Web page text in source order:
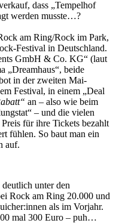
dass „Tempelhof
werden musste…?
am Ring/Rock im Park,
Festival in Deutschland.
GmbH & Co. KG“ (laut
„Dreamhaus“, beide
in der zweiten Mai-
Festival, in einem „Deal
an – also wie beim
– und die vielen
für ihre Tickets bezahlt
fühlen. So baut man ein
auf.
unter den
Rock am Ring 20.000 und
als im Vorjahr.
mal 300 Euro – puh…